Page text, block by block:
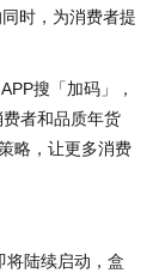
时，为消费者提
搜「加码」，
者和品质年货
略，让更多消费
将陆续启动，盒